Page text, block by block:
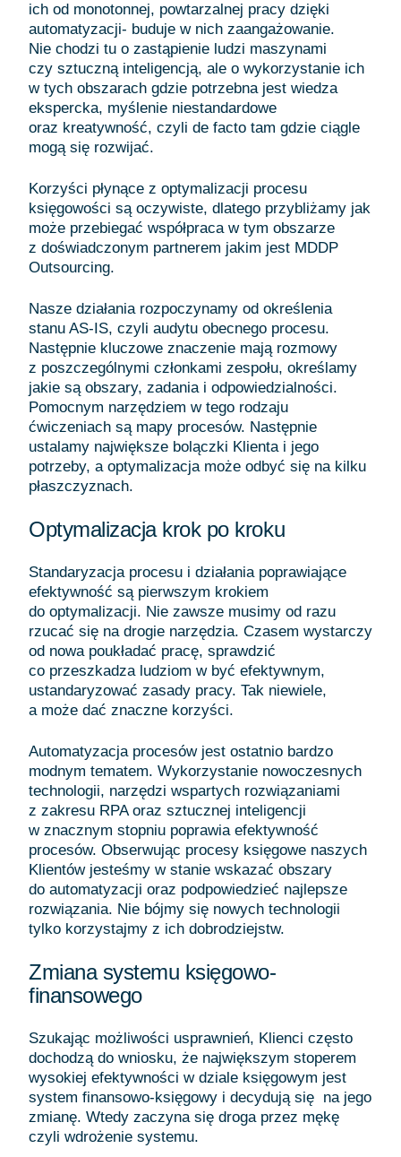
ich od monotonnej, powtarzalnej pracy dzięki
automatyzacji- buduje w nich zaangażowanie.
Nie chodzi tu o zastąpienie ludzi maszynami
czy sztuczną inteligencją, ale o wykorzystanie ich
w tych obszarach gdzie potrzebna jest wiedza
ekspercka, myślenie niestandardowe
oraz kreatywność, czyli de facto tam gdzie ciągle
mogą się rozwijać.
Korzyści płynące z optymalizacji procesu
księgowości są oczywiste, dlatego przybliżamy jak
może przebiegać współpraca w tym obszarze
z doświadczonym partnerem jakim jest MDDP
Outsourcing.
Nasze działania rozpoczynamy od określenia
stanu AS-IS, czyli audytu obecnego procesu.
Następnie kluczowe znaczenie mają rozmowy
z poszczególnymi członkami zespołu, określamy
jakie są obszary, zadania i odpowiedzialności.
Pomocnym narzędziem w tego rodzaju
ćwiczeniach są mapy procesów. Następnie
ustalamy największe bolączki Klienta i jego
potrzeby, a optymalizacja może odbyć się na kilku
płaszczyznach.
Optymalizacja krok po kroku
Standaryzacja procesu i działania poprawiające
efektywność są pierwszym krokiem
do optymalizacji. Nie zawsze musimy od razu
rzucać się na drogie narzędzia. Czasem wystarczy
od nowa poukładać pracę, sprawdzić
co przeszkadza ludziom w być efektywnym,
ustandaryzować zasady pracy. Tak niewiele,
a może dać znaczne korzyści.
Automatyzacja procesów jest ostatnio bardzo
modnym tematem. Wykorzystanie nowoczesnych
technologii, narzędzi wspartych rozwiązaniami
z zakresu RPA oraz sztucznej inteligencji
w znacznym stopniu poprawia efektywność
procesów. Obserwując procesy księgowe naszych
Klientów jesteśmy w stanie wskazać obszary
do automatyzacji oraz podpowiedzieć najlepsze
rozwiązania. Nie bójmy się nowych technologii
tylko korzystajmy z ich dobrodziejstw.
Zmiana systemu księgowo-
finansowego
Szukając możliwości usprawnień, Klienci często
dochodzą do wniosku, że największym stoperem
wysokiej efektywności w dziale księgowym jest
system finansowo-księgowy i decydują się na jego
zmianę. Wtedy zaczyna się droga przez mękę
czyli wdrożenie systemu.